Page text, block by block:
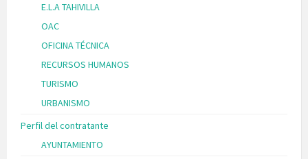
E.L.A TAHIVILLA
OAC
OFICINA TÉCNICA
RECURSOS HUMANOS
TURISMO
URBANISMO
Perfil del contratante
AYUNTAMIENTO